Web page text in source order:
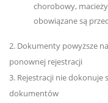
chorobowy,
obowiązane są
2. Dokumenty powyższe
ponownej rejestracji
3. Rejestracji nie dokonuje
dokumentów